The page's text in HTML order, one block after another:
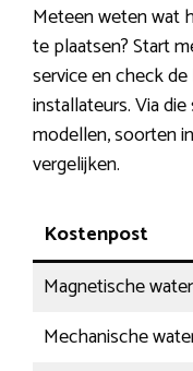
Meteen weten wat
te plaatsen? Start
service en check
installateurs. Via
modellen, soorten
vergelijken.
Kostenpost
Magnetische
Mechanische